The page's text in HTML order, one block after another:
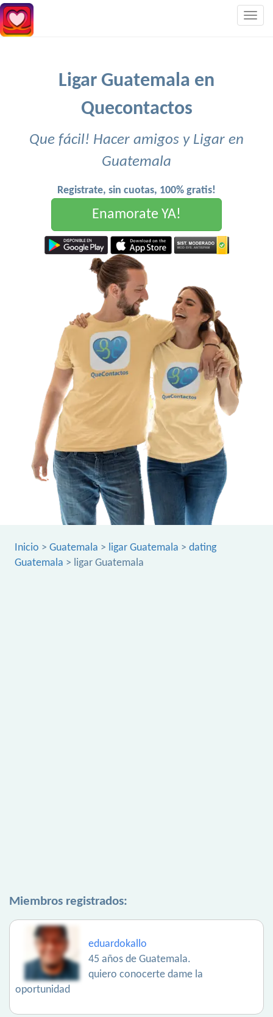
Ligar Guatemala en
Quecontactos
Que fácil! Hacer amigos y Ligar en
Guatemala
Registrate, sin cuotas, 100% gratis!
Enamorate YA!
Inicio > Guatemala > ligar Guatemala > dating
Guatemala > ligar Guatemala
Miembros registrados:
eduardokallo
45 años de Guatemala.
quiero conocerte dame la
oportunidad